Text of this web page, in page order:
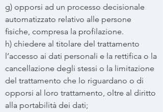
g) opporsi ad un processo decisionale
automatizzato relativo alle persone
ﬁsiche, compresa la profilazione.
h) chiedere al titolare del trattamento
l’accesso ai dati personali e la rettifica o la
cancellazione degli stessi o la limitazione
del trattamento che lo riguardano o di
opporsi al loro trattamento, oltre al diritto
alla portabilità dei dati;